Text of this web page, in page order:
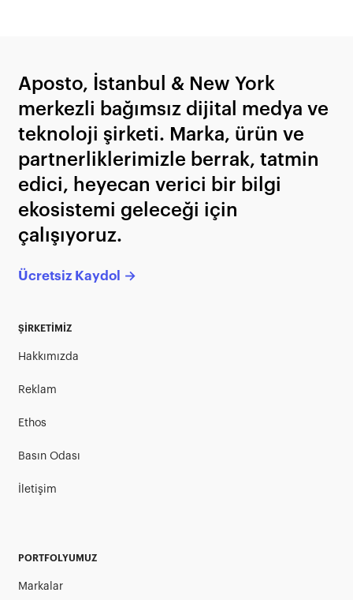
Aposto, İstanbul & New York
merkezli bağımsız dijital medya ve
teknoloji şirketi. Marka, ürün ve
partnerliklerimizle berrak, tatmin
edici, heyecan verici bir bilgi
ekosistemi geleceği için
çalışıyoruz.
Ücretsiz Kaydol →
ŞİRKETİMİZ
Hakkımızda
Reklam
Ethos
Basın Odası
İletişim
PORTFOLYUMUZ
Markalar